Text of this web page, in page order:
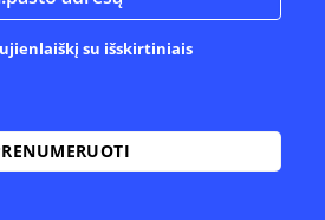
su išskirtiniais